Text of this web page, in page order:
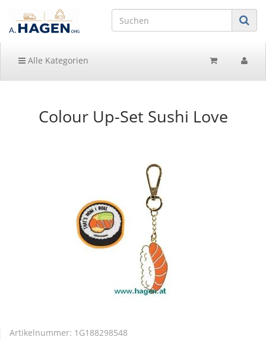
Alle Kategorien
Colour Up-Set Sushi Love
Artikelnummer: 1G188298548